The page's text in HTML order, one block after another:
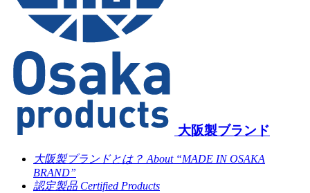
大阪製ブランド
大阪製ブランドとは？ About “MADE IN OSAKA
BRAND”
認定製品 Certified Products